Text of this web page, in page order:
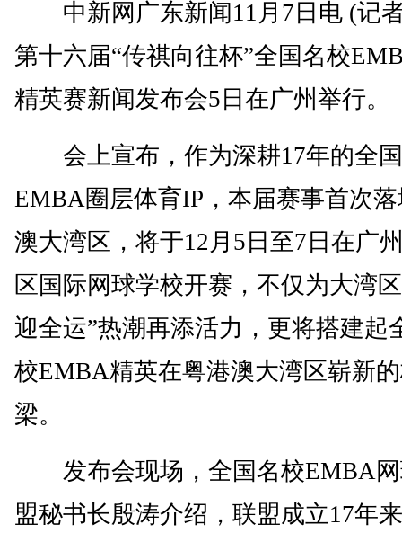
中新网广东新闻11月7日电 (记
第十六届“传祺向往杯”全国名校
精英赛新闻发布会5日在广州举行。
会上宣布，作为深耕17年的全
EMBA圈层体育IP，本届赛事首次
澳大湾区，将于12月5日至7日在广
区国际网球学校开赛，不仅为大湾
迎全运”热潮再添活力，更将搭建起
校EMBA精英在粤港澳大湾区崭新
梁。
发布会现场，全国名校EMBA网
盟秘书长殷涛介绍，联盟成立17年